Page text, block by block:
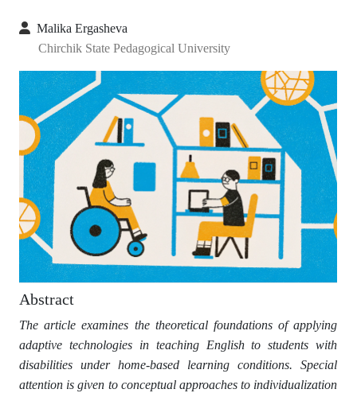
Malika Ergasheva
Chirchik State Pedagogical University
Abstract
The article examines the theoretical foundations of applying
adaptive technologies in teaching English to students with
disabilities under home-based learning conditions. Special
attention is given to conceptual approaches to individualization